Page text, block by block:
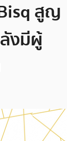
สูญ
งมีผู้